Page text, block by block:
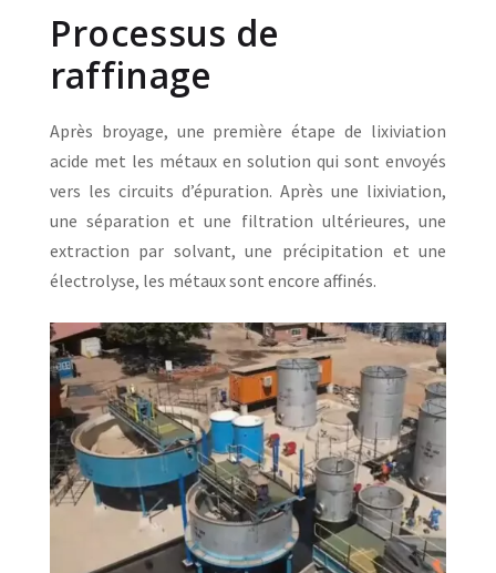
Processus de
raffinage
Après broyage, une première étape de lixiviation
acide met les métaux en solution qui sont envoyés
vers les circuits d’épuration. Après une lixiviation,
une séparation et une filtration ultérieures, une
extraction par solvant, une précipitation et une
électrolyse, les métaux sont encore affinés.